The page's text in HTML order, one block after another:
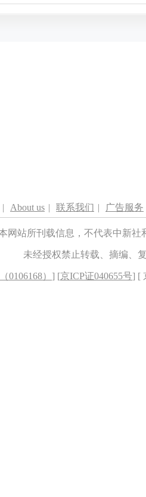
| About us | 联系我们 | 广告服务
网站所刊载信息，不代表中新
未经授权禁止转载、摘编、
0106168） ] [京ICP证040655号] [